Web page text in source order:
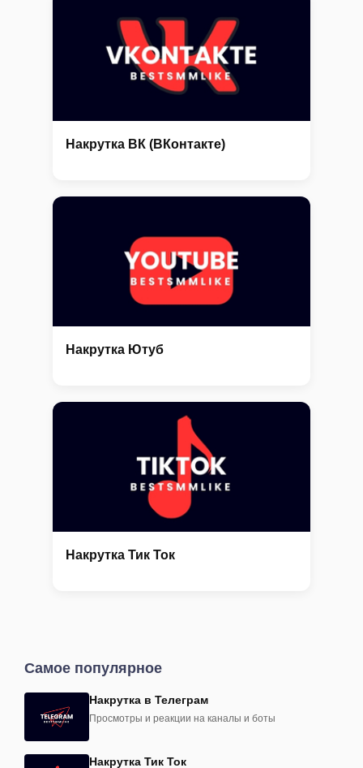
Накрутка ВК (ВКонтакте)
Накрутка Ютуб
Накрутка Тик Ток
Самое популярное
Накрутка в Телеграм
Просмотры и реакции на каналы и боты
Накрутка Тик Ток